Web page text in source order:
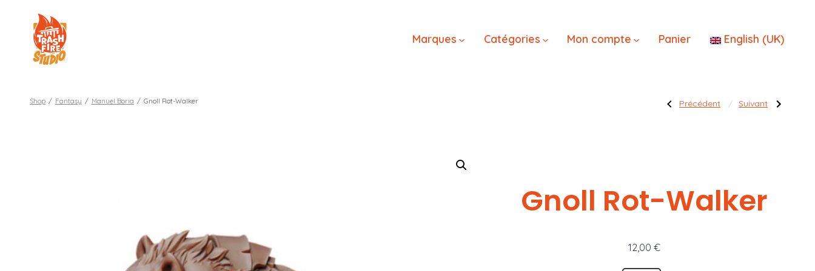
contenu
Marques Catégories Mon compte Panier English (UK)
Shop / Fantasy / Manuel Boria / Gnoll Rot-Walker
l’article
Publication
précédente :
Précédent Publication
suivante :
Suivant
Gnoll Rot-Walker
12,00 €